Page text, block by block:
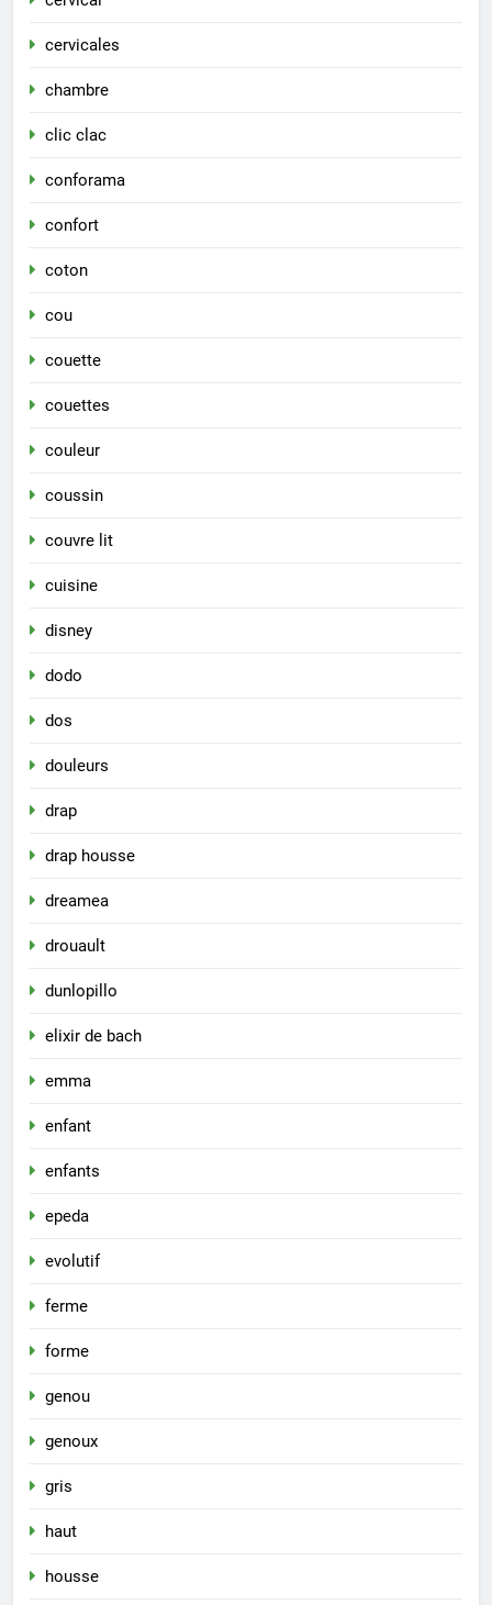
cervicales
chambre
clic clac
conforama
confort
coton
cou
couette
couettes
couleur
coussin
couvre lit
cuisine
disney
dodo
dos
douleurs
drap
drap housse
dreamea
drouault
dunlopillo
elixir de bach
emma
enfant
enfants
epeda
evolutif
ferme
forme
genou
genoux
gris
haut
housse